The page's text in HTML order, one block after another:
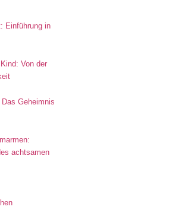
Einführung in
Von der
Geheimnis
achtsamen